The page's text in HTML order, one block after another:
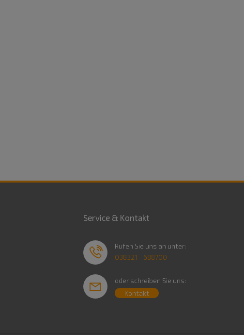
Service & Kontakt
Rufen Sie uns an unter:
038321 - 688700
oder schreiben Sie uns:
Kontakt